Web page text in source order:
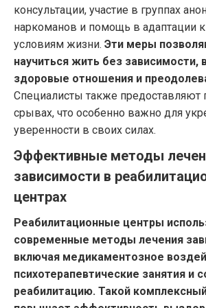
консультации, участие в группах
наркоманов и помощь в адаптации
условиям жизни. Эти меры
научиться жить без зависимости,
здоровые отношения и
Специалисты также
срывах, что особенно важно для
уверенности в своих силах.
Эффективные методы
зависимости в
центрах
Реабилитационные центры
современные методы лечения
включая медикаментозное
психотерапевтические занятия и
реабилитацию. Такой